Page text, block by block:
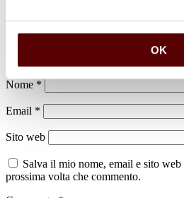
OK
Lascia un commento
Il tuo indirizzo email non sarà pubblicato.
Nome *
Email *
Sito web
Salva il mio nome, email e sito
prossima volta che commento.